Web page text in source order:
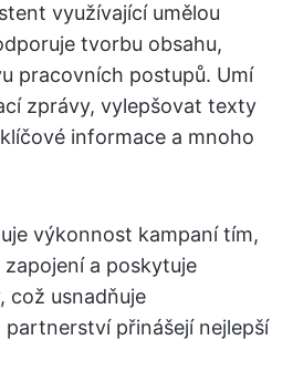
využívající umělou
tvorbu obsahu,
pracovních postupů. Umí
zprávy, vylepšovat texty
informace a mnoho
výkonnost kampaní tím,
a poskytuje
což usnadňuje
přinášejí nejlepší